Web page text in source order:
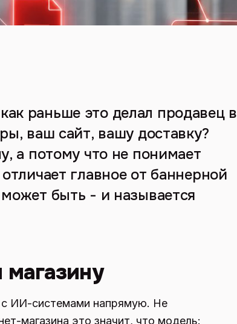
раньше это делал продавец в
ваш сайт, вашу доставку?
а потому что не понимает
главное от баннерной
быть - и называется
с ИИ-системами напрямую. Не
магазина это значит, что модель: